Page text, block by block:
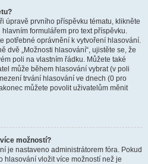
úpravě prvního příspěvku tématu, klikněte
formulářem pro text příspěvku.
potřebné oprávnění k vytvoření hlasování.
dvě „Možnosti hlasování“, ujistěte se, že
poli na vlastním řádku. Můžete také
může během hlasování vybrat (v poli
trvání hlasování ve dnech (0 pro
můžete povolit uživatelům měnit
možností?
je nastaveno administrátorem fóra. Pokud
hlasování vložit více možností než je